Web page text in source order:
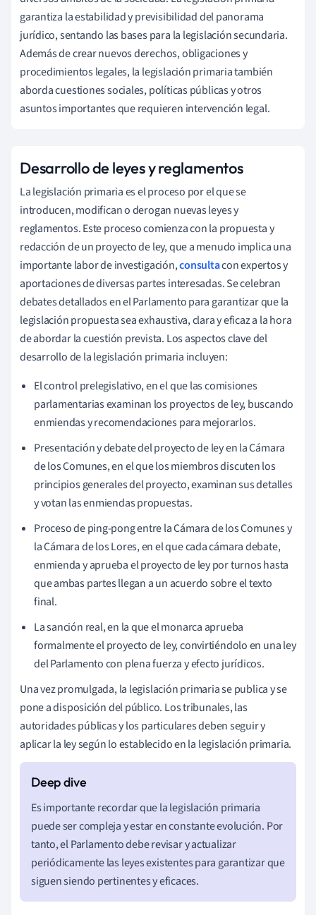
garantiza la estabilidad y previsibilidad del panorama
jurídico, sentando las bases para la legislación secundaria.
Además de crear nuevos derechos, obligaciones y
procedimientos legales, la legislación primaria también
aborda cuestiones sociales, políticas públicas y otros
asuntos importantes que requieren intervención legal.
Desarrollo de leyes y reglamentos
La legislación primaria es el proceso por el que se
introducen, modifican o derogan nuevas leyes y
reglamentos. Este proceso comienza con la propuesta y
redacción de un proyecto de ley, que a menudo implica una
importante labor de investigación,consultacon expertos y
aportaciones de diversas partes interesadas. Se celebran
debates detallados en el Parlamento para garantizar que la
legislación propuesta sea exhaustiva, clara y eficaz a la hora
de abordar la cuestión prevista. Los aspectos clave del
desarrollo de la legislación primaria incluyen:
El control prelegislativo, en el que las comisiones
parlamentarias examinan los proyectos de ley, buscando
enmiendas y recomendaciones para mejorarlos.
Presentación y debate del proyecto de ley en la Cámara
de los Comunes, en el que los miembros discuten los
principios generales del proyecto, examinan sus detalles
y votan las enmiendas propuestas.
Proceso de ping-pong entre la Cámara de los Comunes y
la Cámara de los Lores, en el que cada cámara debate,
enmienda y aprueba el proyecto de ley por turnos hasta
que ambas partes llegan a un acuerdo sobre el texto
final.
La sanción real, en la que el monarca aprueba
formalmente el proyecto de ley, convirtiéndolo en una ley
del Parlamento con plena fuerza y efecto jurídicos.
Una vez promulgada, la legislación primaria se publica y se
pone a disposición del público. Los tribunales, las
autoridades públicas y los particulares deben seguir y
aplicar la ley según lo establecido en la legislación primaria.
Es importante recordar que la legislación primaria
puede ser compleja y estar en constante evolución. Por
tanto, el Parlamento debe revisar y actualizar
periódicamente las leyes existentes para garantizar que
siguen siendo pertinentes y eficaces.